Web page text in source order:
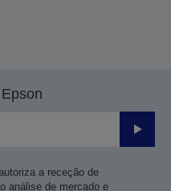
Enviar
a receção de
análise de mercado e